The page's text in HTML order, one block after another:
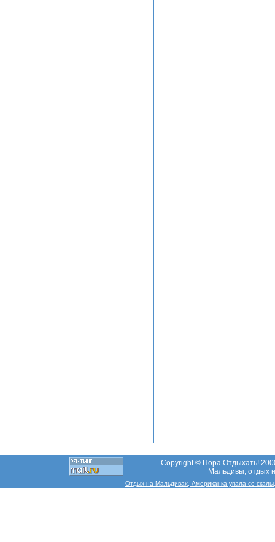
Copyright © Пора Отдыхать!
Мальдивы, отдых
Отдых на Мальдивах, Американка упала со